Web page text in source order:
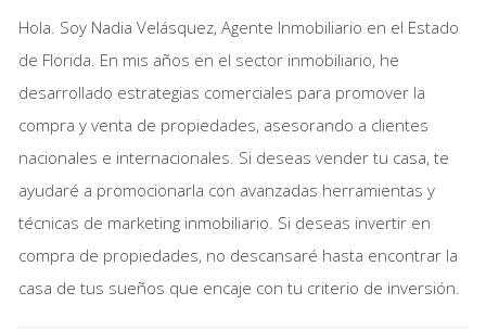
individual suele ser más sencillo y rápido, ya que no
necesitas establecer una entidad legal.
Menos Costos Iniciales: No hay gastos adicionales
relacionados con la creación y mantenimiento de
una LLC.
Desventajas de Comprar como Persona
Individual
Responsabilidad Personal: Al comprar como
individuo, eres personalmente responsable por
propiedad.
Hola. Soy Nadia Velásquez, Agente Inmobiliario en el Estado
de Florida. En mis años en el sector inmobiliario, he
desarrollado estrategias comerciales para promover la
compra y venta de propiedades, asesorando a clientes
nacionales e internacionales. Si deseas vender tu casa, te
ayudaré a promocionarla con avanzadas herramientas y
técnicas de marketing inmobiliario. Si deseas invertir en
compra de propiedades, no descansaré hasta encontrar la
casa de tus sueños que encaje con tu criterio de inversión.